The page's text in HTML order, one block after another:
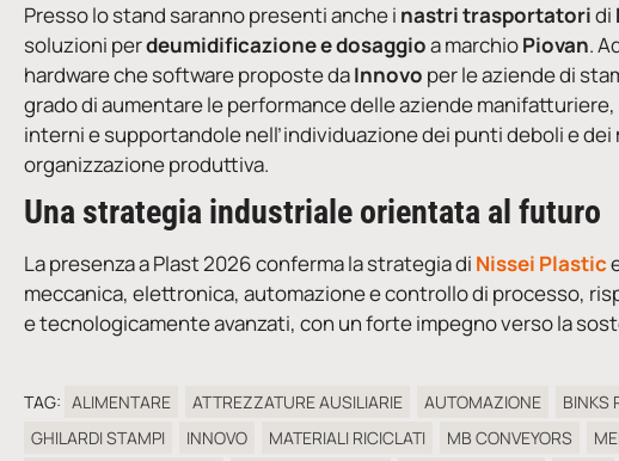
Presso lo stand saranno presenti anche i nastri trasportatoridi
soluzioni perdeumidificazione e dosaggioa marchioPiovan.
hardware che software proposte daInnovo per le aziende di
grado di aumentare le performance delle aziende
interni e supportandole nell’individuazione dei punti deboli e
organizzazione produttiva.
Una strategia industriale orientata al futuro
La presenza a Plast 2026 conferma la strategia di Nissei Plastic
meccanica, elettronica, automazione e controllo di processo,
e tecnologicamente avanzati, con un forte impegno verso la
TAG: ALIMENTARE ATTREZZATURE AUSILIARIE AUTOMAZIONE BINKS
GHILARDI STAMPI
INNOVO MATERIALI RICICLATI MB CONVEYORS